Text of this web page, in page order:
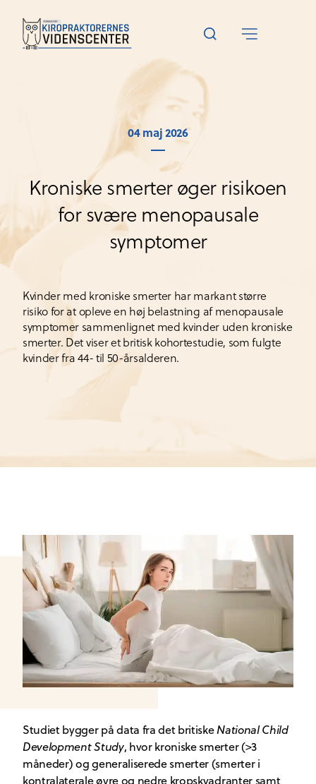
04 maj 2026
Kroniske smerter øger risikoen
for svære menopausale
symptomer
Kvinder med kroniske smerter har markant større
risiko for at opleve en høj belastning af menopausale
symptomer sammenlignet med kvinder uden kroniske
smerter. Det viser et britisk kohortestudie, som fulgte
kvinder fra 44- til 50-årsalderen.
Studiet bygger på data fra det britiskeNational Child
Development Study, hvor kroniske smerter (>3
måneder) og generaliserede smerter (smerter i
kontralaterale øvre og nedre kropskvadranter samt